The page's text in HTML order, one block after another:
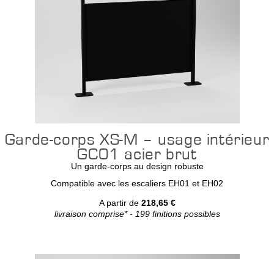
Garde-corps XS-M – usage intérieur
GC01 acier brut
Un garde-corps au design robuste
Compatible avec les escaliers EH01 et EH02
A partir de 218,65 €
livraison comprise* - 199 finitions possibles